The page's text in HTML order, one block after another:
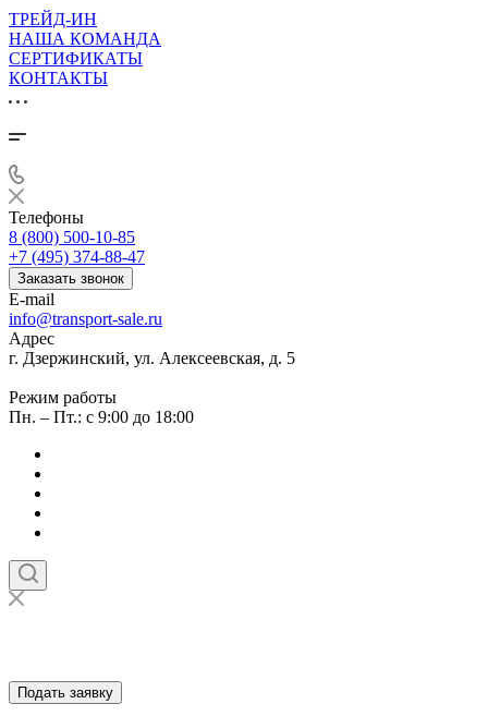
ТРЕЙД-ИН
НАША КОМАНДА
СЕРТИФИКАТЫ
КОНТАКТЫ
Телефоны
8 (800) 500-10-85
+7 (495) 374-88-47
Заказать звонок
E-mail
info@transport-sale.ru
Адрес
г. Дзержинский, ул. Алексеевская, д. 5
Режим работы
Пн. – Пт.: с 9:00 до 18:00
Подать заявку